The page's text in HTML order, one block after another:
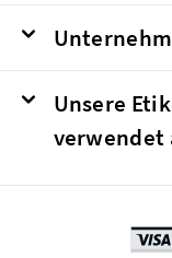
Unsere
verwendet